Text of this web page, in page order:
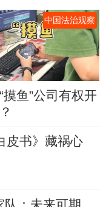
中国法治观察
“摸鱼”公司有权开
皮书》藏祸心
队：未来可期